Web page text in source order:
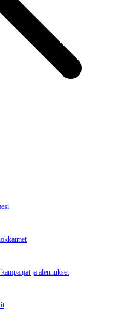
ja alennukset